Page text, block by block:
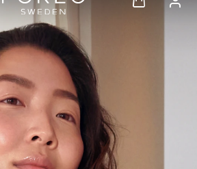
Tech Elixir
Español
Português
Svenska
Русский